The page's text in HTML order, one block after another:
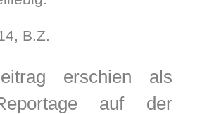
B.Z.
erschien als
auf der